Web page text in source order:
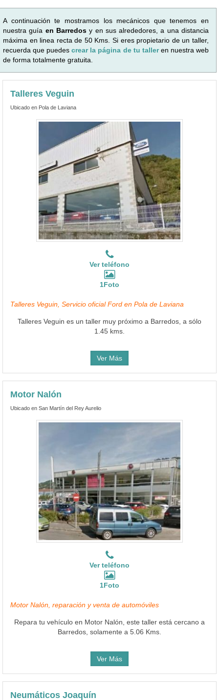
A continuación te mostramos los mecánicos que tenemos en
nuestra guía en Barredosy en sus alrededores, a una distancia
máxima en linea recta de 50 Kms. Si eres propietario de un taller,
recuerda que puedescrear la página de tu talleren nuestra web
de forma totalmente gratuita.
Talleres Veguin
Ubicado en Pola de Laviana
Ver teléfono
1Foto
Talleres Veguin, Servicio oficial Ford en Pola de Laviana
Talleres Veguin es un taller muy próximo a Barredos, a sólo
1.45 kms.
Ver Más
Motor Nalón
Ubicado en San Martín del Rey Aurelio
Ver teléfono
1Foto
Motor Nalón, reparación y venta de automóviles
Repara tu vehículo en Motor Nalón, este taller está cercano a
Barredos, solamente a 5.06 Kms.
Ver Más
Neumáticos Joaquín